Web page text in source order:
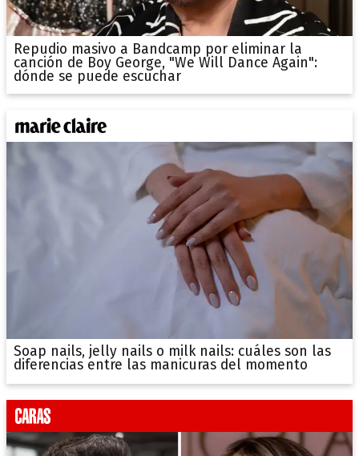
Repudio masivo a Bandcamp por eliminar la
canción de Boy George, "We Will Dance Again":
dónde se puede escuchar
Soap nails, jelly nails o milk nails: cuáles son las
diferencias entre las manicuras del momento